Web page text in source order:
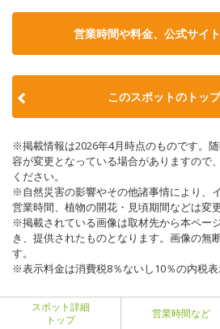
営業時間や料金、公式サイ
このスポットのトッ
※掲載情報は2026年4月時点のものです。
容が変更となっている場合がありますので
ください。
※自然災害の影響やその他諸事情により、
営業時間、植物の開花・見頃期間などは変
※掲載されている画像は取材先から本ペー
き、提供されたものとなります。画像の無
す。
※表示料金は消費税8％ないし10％の内税表
スポット詳細
トップ
営業時間など